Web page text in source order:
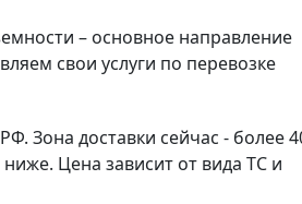
– основное направление
свои услуги по перевозке
Зона доставки сейчас - более
Цена зависит от вида ТС и